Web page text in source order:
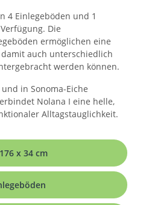
4 Einlegeböden und 1
Die
ermöglichen eine
auch unterschiedlich
werden können.
in Sonoma-Eiche
Nolana I eine helle,
Alltagstauglichkeit.
x 34 cm